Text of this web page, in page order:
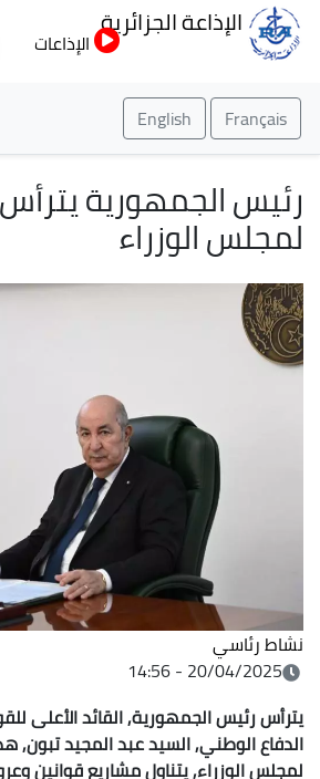
إلى
الإذاعة الجزائرية
الإذاعات
Français
English
رئيس الجمهورية يترأس
لمجلس الوزراء
نشاط رئاسي
20/04/2025 - 14:56
يترأس رئيس الجمهورية, القائد الأعلى
الدفاع الوطني, السيد عبد المجيد تبون, هذا
لمجلس الوزراء, يتناول مشاريع قوانين